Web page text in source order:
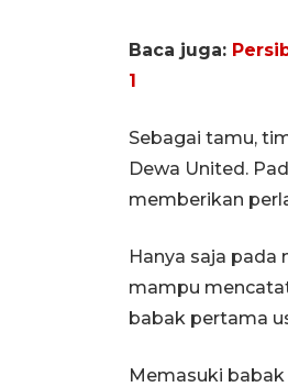
Baca juga:
1
Sebagai tamu,
Dewa United.
memberikan
Hanya saja pada
mampu
babak pertama
Memasuki